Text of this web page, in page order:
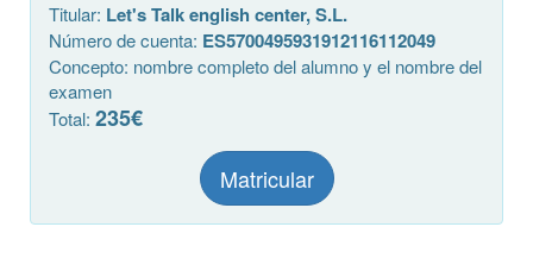
Titular: Let's Talk english center, S.L.
Número de cuenta: ES5700495931912116112049
Concepto: nombre completo del alumno y el nombre del
examen
Total: 235€
Matricular